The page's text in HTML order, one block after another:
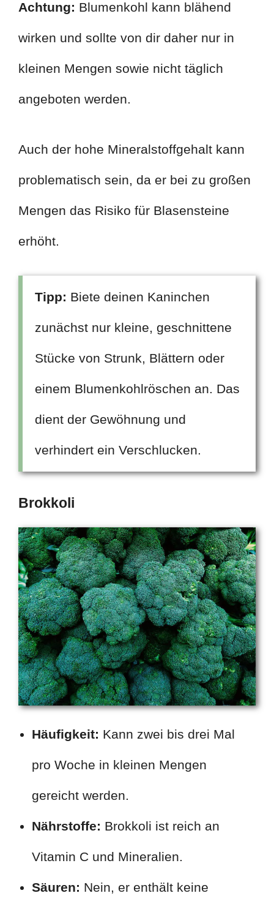
Achtung: Blumenkohl kann blähend
wirken und sollte von dir daher nur in
kleinen Mengen sowie nicht täglich
angeboten werden.
Auch der hohe Mineralstoffgehalt kann
problematisch sein, da er bei zu großen
Mengen das Risiko für Blasensteine
erhöht.
Tipp: Biete deinen Kaninchen
zunächst nur kleine, geschnittene
Stücke von Strunk, Blättern oder
einem Blumenkohlröschen an. Das
dient der Gewöhnung und
verhindert ein Verschlucken.
Brokkoli
Häufigkeit: Kann zwei bis drei Mal
pro Woche in kleinen Mengen
gereicht werden.
Nährstoffe: Brokkoli ist reich an
Vitamin C und Mineralien.
Säuren: Nein, er enthält keine